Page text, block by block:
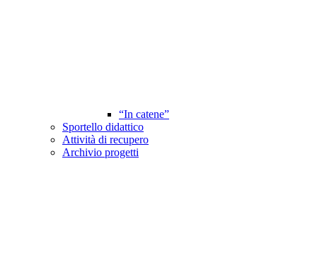
“In catene”
Sportello didattico
Attività di recupero
Archivio progetti